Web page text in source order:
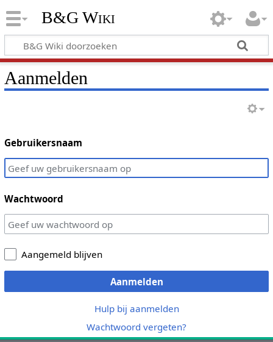
B&G Wiki
Aanmelden
Gebruikersnaam
Wachtwoord
Aangemeld blijven
Aanmelden
Hulp bij aanmelden
Wachtwoord vergeten?